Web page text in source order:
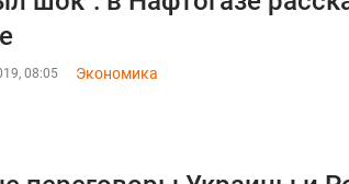
08:05 Экономика